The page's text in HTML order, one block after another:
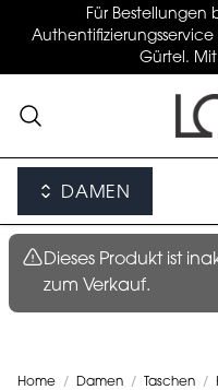
Für Bestellungen
Gürtel.
DAMEN
Dieses Produkt ist
zum Verkauf.
Home / Damen / Taschen /